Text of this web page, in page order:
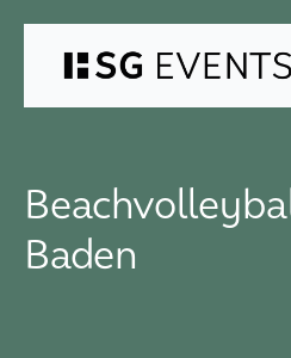
springen
Baden